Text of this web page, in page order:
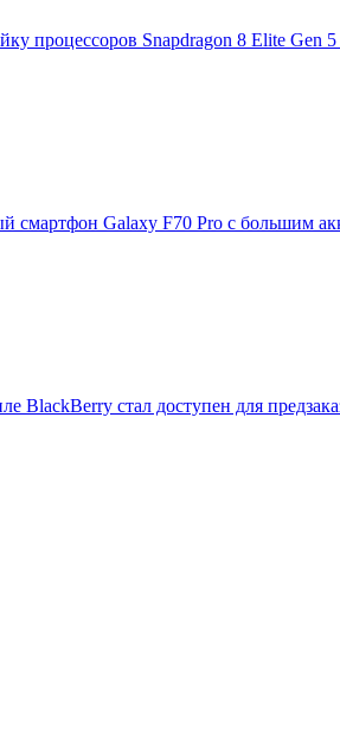
процессоров Snapdragon 8 Elite
смартфон Galaxy F70 Pro с большим
BlackBerry стал доступен для